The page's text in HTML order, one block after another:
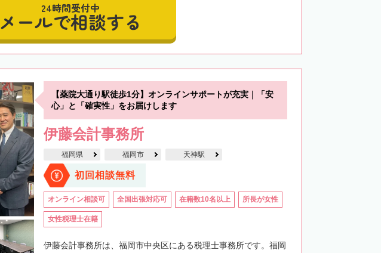
24時間受付中
メールで相談する
【薬院大通り駅徒歩1分】オンラインサポートが充実｜「安
心」と「確実性」をお届けします
伊藤会計事務所
福岡県 福岡市 天神駅
初回相談無料
オンライン相談可 全国出張対応可 在籍数10名以上 所長が女性
女性税理士在籍
伊藤会計事務所は、福岡市中央区にある税理士事務所です。福岡